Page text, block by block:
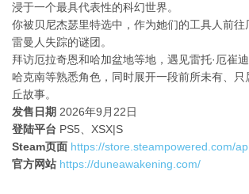
浸于一个最具代表性的科幻世界。
你被贝尼杰瑟里特选中，作为她们的工具人前往
雷曼人失踪的谜团。
拜访厄拉奇恩和哈加盆地等地，遇见雷托·厄崔
哈克南等熟悉角色，同时展开一段前所未有、只
丘故事。
发售日期 2026年9月22日
登陆平台 PS5、XSX|S
Steam页面 https://store.steampowered.com/
官方网站 https://duneawakening.com/